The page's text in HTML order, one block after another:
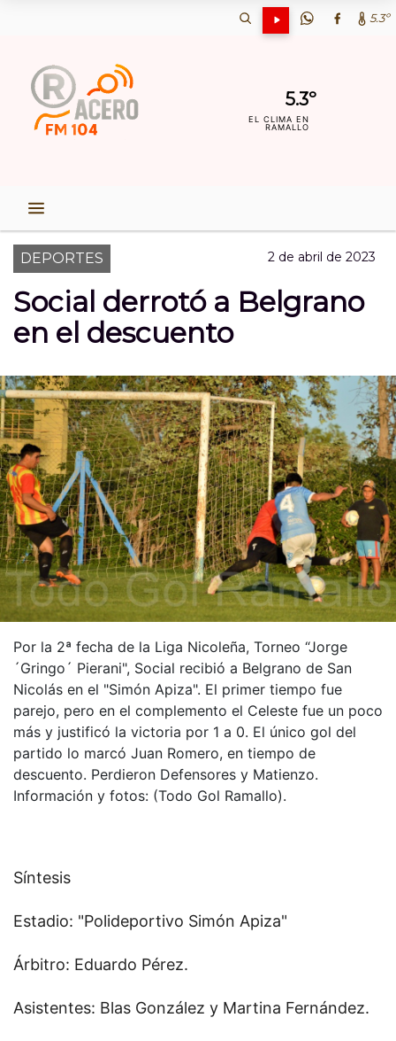
5.3º
5.3º
EL CLIMA EN
RAMALLO
DEPORTES 2 de abril de 2023
Social derrotó a Belgrano
en el descuento
Por la 2ª fecha de la Liga Nicoleña, Torneo “Jorge
´Gringo´ Pierani", Social recibió a Belgrano de San
Nicolás en el "Simón Apiza". El primer tiempo fue
parejo, pero en el complemento el Celeste fue un poco
más y justificó la victoria por 1 a 0. El único gol del
partido lo marcó Juan Romero, en tiempo de
descuento. Perdieron Defensores y Matienzo.
Información y fotos: (Todo Gol Ramallo).
Síntesis
Estadio: "Polideportivo Simón Apiza"
Árbitro: Eduardo Pérez.
Asistentes: Blas González y Martina Fernández.